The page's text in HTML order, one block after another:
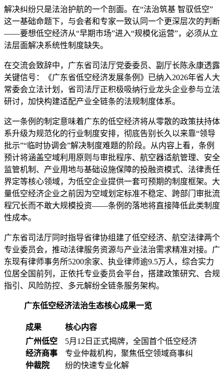
解决纠纷只是法治护航的一个剖面。在“法治筑基 智驭低空”
这一基础命题下，与会者和专家一致认同一个更深层次的判断
——要想低空经济从“早期市场”进入“规模化运营”，必须从立
法层面解决系统性制度缺失。
在交流会致辞中，广东省司法厅党委委员、副厅长陈永康透露
关键信号：《广东省低空经济发展条例》已纳入2026年省人大
常委会立法计划，省司法厅正积极吸纳行业龙头企业参与立法
研讨，加快构建适配产业全链条的法规制度体系。
这一条例的制定意味着广东的低空经济将从零散的政策扶持体
系升级为规范化的行业制度安排，彻底告别长久以来靠“领导
批示”“临时协调会”解决制度难题的阶段。从内容上看，条例
预计将涵盖空域利用原则与审批程序、航空器适航管理、安全
监管机制、产业用地与基础设施保障的投融资模式、法律责任
界定等核心领域，为低空企业提供一套可预期的制度框架。大
量低空经济企业之前因为空域划定标准不稳定、跨部门审批流
程冗长而不敢大规模投资——条例的落地将直接降低此类制度
性成本。
广东省司法厅同时指导省律协组建了低空经济、航空法律两个
专业委员会，推动法律服务资源与产业法治需求精准对接。广
东现有律师事务所5200余家、执业律师逾9.5万人，综合实力
位居全国前列，正依托专业委员会平台，搭建政策研究、合规
指引、风险防控、多元解纷全链条服务架构。
广东低空经济法治生态核心成果一览
成果
核心内容
广州低空
经济商事
仲裁院
5月12日正式揭牌，全国首个低空经济
专业仲裁机构，聚焦低空领域商事纠
纷的快速专业化解